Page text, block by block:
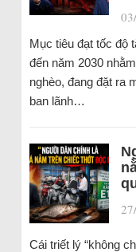
Mục tiêu đạt tốc độ
đến năm 2030
nghèo, đang đặt ra
ban lãnh…
Cái triết lý “không